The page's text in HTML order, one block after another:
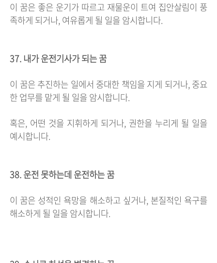
이 꿈은 좋은 운기가 따르고 재물운이 트여 집안살림이 풍
족하게 되거나, 여유롭게 될 일을 암시합니다.
37. 내가 운전기사가 되는 꿈
이 꿈은 추진하는 일에서 중대한 책임을 지게 되거나, 중요
한 업무를 맡게 될 일을 암시합니다.
혹은, 어떤 것을 지휘하게 되거나, 권한을 누리게 될 일을
예시합니다.
38. 운전 못하는데 운전하는 꿈
이 꿈은 성적인 욕망을 해소하고 싶거나, 본질적인 욕구를
해소하게 될 일을 암시합니다.